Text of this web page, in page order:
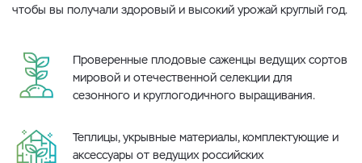
чтобы вы получали здоровый и высокий урожай круглый год.
Проверенные плодовые саженцы ведущих сортов
мировой и отечественной селекции для
сезонного и круглогодичного выращивания.
Теплицы, укрывные материалы, комплектующие и
аксессуары от ведущих российских